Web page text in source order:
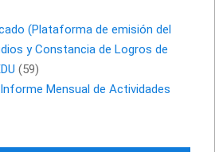
(Plataforma de emisión del
y Constancia de Logros de
(59)
Mensual de Actividades